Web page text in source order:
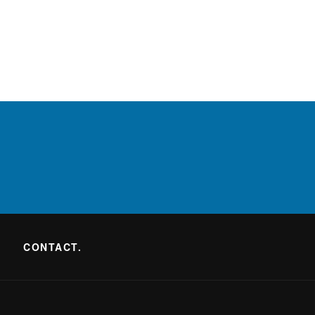
CONTACT.